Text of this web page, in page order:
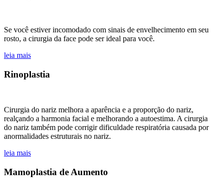
Se você estiver incomodado com sinais de envelhecimento em seu
rosto, a cirurgia da face pode ser ideal para você.
leia mais
Rinoplastia
Cirurgia do nariz melhora a aparência e a proporção do nariz,
realçando a harmonia facial e melhorando a autoestima. A cirurgia
do nariz também pode corrigir dificuldade respiratória causada por
anormalidades estruturais no nariz.
leia mais
Mamoplastia de Aumento